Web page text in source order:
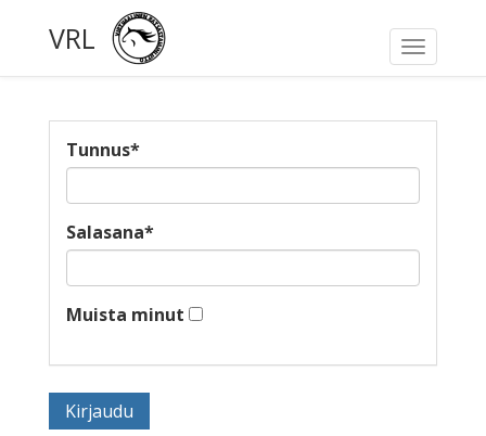
Toggle
VRL
Tunnus*
Salasana*
Muista minut